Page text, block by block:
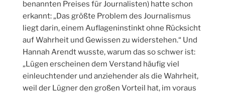
benannten Preises für Journalisten) hatte schon
erkannt: „Das größte Problem des Journalismus
liegt darin, einem Auflageninstinkt ohne Rücksicht
auf Wahrheit und Gewissen zu widerstehen.“ Und
Hannah Arendt wusste, warum das so schwer ist:
„Lügen erscheinen dem Verstand häufig viel
einleuchtender und anziehender als die Wahrheit,
weil der Lügner den großen Vorteil hat, im voraus